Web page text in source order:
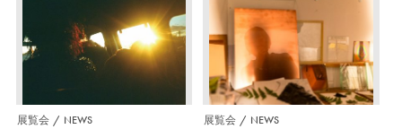
展覧会 NEWS 展覧会 NEWS